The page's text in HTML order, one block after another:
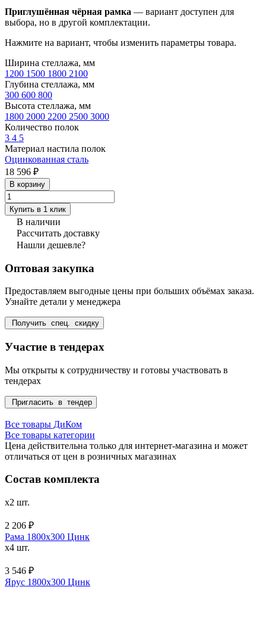
Приглушённая чёрная рамка — вариант доступен для
выбора, но в другой комплектации.
Нажмите на вариант, чтобы изменить параметры товара.
Ширина стеллажа, мм
1200 1500 1800 2100
Глубина стеллажа, мм
300 600 800
Высота стеллажа, мм
1800 2000 2200 2500 3000
Количество полок
3 4 5
Материал настила полок
Оцинкованная сталь
18 596 ₽
В корзину
Купить в 1 клик
В наличии
Рассчитать доставку
Нашли дешевле?
Оптовая закупка
Предоставляем выгодные цены при больших объёмах заказа.
Узнайте детали у менеджера
Получить спец. скидку
Участие в тендерах
Мы открыты к сотрудничеству и готовы участвовать в
тендерах
Пригласить в тендер
Все товары ДиКом
Все товары категории
Цена действительна только для интернет-магазина и может
отличаться от цен в розничных магазинах
Состав комплекта
x2 шт.
2 206 ₽
Рама 1800х300 Цинк
x4 шт.
3 546 ₽
Ярус 1800х300 Цинк